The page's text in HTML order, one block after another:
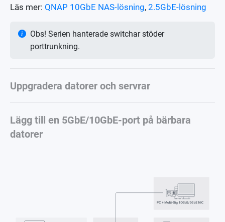
Läs mer: QNAP 10GbE NAS-lösning, 2.5GbE-lösning
Obs! Serien hanterade switchar stöder
porttrunkning.
Uppgradera datorer och servrar
Lägg till en 5GbE/10GbE-port på bärbara
datorer